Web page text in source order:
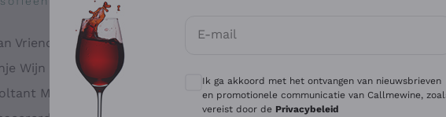
Vriendelijk
Wijn
Manipulant
Antinori
Ca' del Bosco
Gavi
E-mail
Optionele toestemmingen om
Ik ga akkoord met het ontvangen van nieuwsbrieven
en promotionele communicatie van Callmewine,
vereist door de Privacybeleid